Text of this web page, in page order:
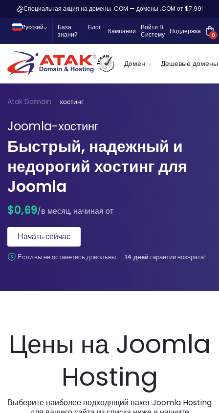
Специальная акция на домены .COM — домены .COM от $7.99!
Pусский
База
знаний
Блог Кампании
Войти В
Систему
Поддержка
0
Домен Дешевые домены
Atak Domain хостинг
Joomla-хостинг
Быстрый, надежный и
недорогий хостинг для
Joomla
$0,69/в месяц, начиная от
Начать сейчас
Если вы не останетесь довольны — 14 дней гарантии возврата!
Цены на Joomla
Hosting
Выберите наиболее подходящий пакет Joomla Hosting